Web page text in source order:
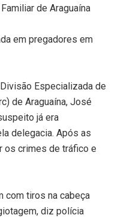
de Araguaína
em pregadores em
Especializada de
de Araguaína, José
já era
delegacia. Após as
os crimes de tráfico e
com tiros na cabeça
diz polícia